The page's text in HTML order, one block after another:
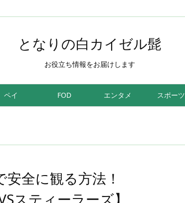
となりの白カイゼル髭
お役立ち情報をお届けします
ペイ FOD エンタメ スポーツ
全に観る方法！
スティーラーズ】